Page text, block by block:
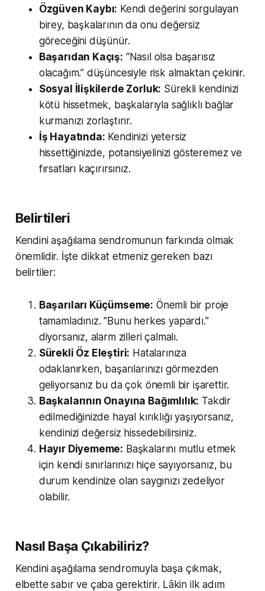
Özgüven Kaybı: Kendi değerini sorgulayan
birey, başkalarının da onu değersiz
göreceğini düşünür.
Başarıdan Kaçış: “Nasıl olsa başarısız
olacağım.” düşüncesiyle risk almaktan çekinir.
Sosyal İlişkilerde Zorluk: Sürekli kendinizi
kötü hissetmek, başkalarıyla sağlıklı bağlar
kurmanızı zorlaştırır.
İş Hayatında: Kendinizi yetersiz
hissettiğinizde, potansiyelinizi gösteremez ve
fırsatları kaçırırsınız.
Belirtileri
Kendini aşağılama sendromunun farkında olmak
önemlidir. İşte dikkat etmeniz gereken bazı
belirtiler:
Başarıları Küçümseme: Önemli bir proje
tamamladınız. "Bunu herkes yapardı."
diyorsanız, alarm zilleri çalmalı.
Sürekli Öz Eleştiri: Hatalarınıza
odaklanırken, başarılarınızı görmezden
geliyorsanız bu da çok önemli bir işarettir.
Başkalarının Onayına Bağımlılık: Takdir
edilmediğinizde hayal kırıklığı yaşıyorsanız,
kendinizi değersiz hissedebilirsiniz.
Hayır Diyememe: Başkalarını mutlu etmek
için kendi sınırlarınızı hiçe sayıyorsanız, bu
durum kendinize olan saygınızı zedeliyor
olabilir.
Nasıl Başa Çıkabiliriz?
Kendini aşağılama sendromuyla başa çıkmak,
elbette sabır ve çaba gerektirir. Lâkin ilk adım